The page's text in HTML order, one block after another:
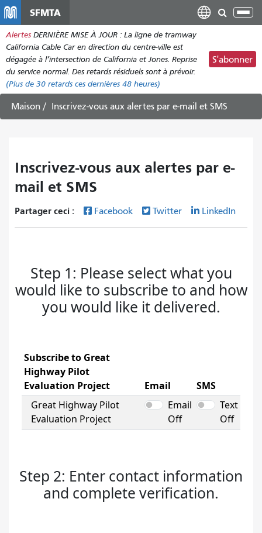
contenu
principal
SFMTA
Alertes DERNIÈRE MISE À JOUR : La ligne de tramway
California Cable Car en direction du centre-ville est
dégagée à l’intersection de California et Jones. Reprise
du service normal. Des retards résiduels sont à prévoir.
(Plus de 30 retards ces dernières 48 heures)
S'abonner
Maison Inscrivez-vous aux alertes par e-mail et SMS
Inscrivez-vous aux alertes par e-
mail et SMS
Partager ceci : Facebook Twitter LinkedIn